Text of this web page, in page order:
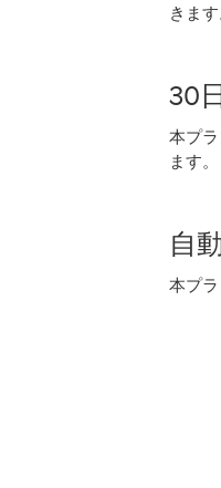
きます
30
本プ
ます。
自
本プ